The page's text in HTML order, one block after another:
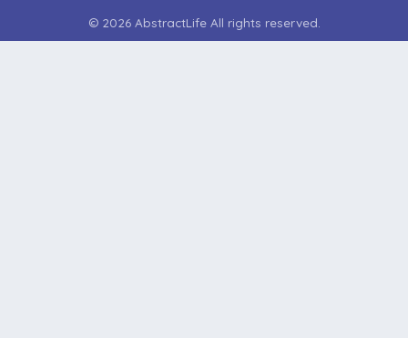
© 2026 AbstractLife All rights reserved.